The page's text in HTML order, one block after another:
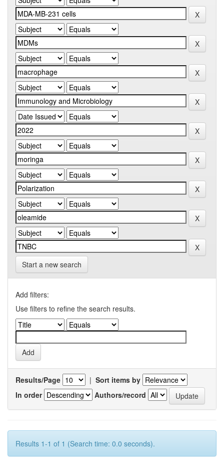
Start a new search
Add filters:
Use filters to refine the search results.
Results/Page | Sort items by
In order
Authors/record
Results 1-1 of 1 (Search time: 0.0 seconds).